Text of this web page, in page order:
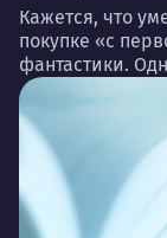
Кажется, что
покупке «с
фантастики.